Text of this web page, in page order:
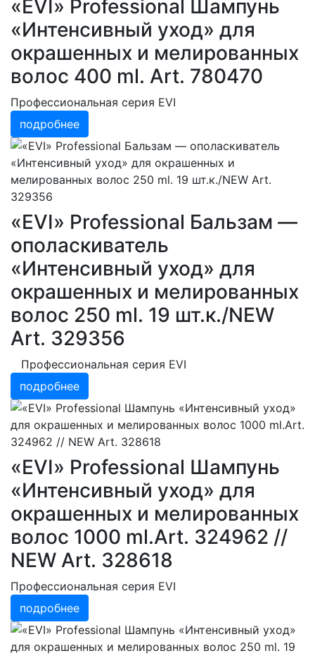
«EVI» Professional Шампунь
«Интенсивный уход» для
окрашенных и мелированных
волос 400 ml. Art. 780470
Профессиональная серия EVI
подробнее
«EVI» Professional Бальзам —
ополаскиватель
«Интенсивный уход» для
окрашенных и мелированных
волос 250 ml. 19 шт.к./NEW
Art. 329356
Профессиональная серия EVI
подробнее
«EVI» Professional Шампунь
«Интенсивный уход» для
окрашенных и мелированных
волос 1000 ml.Art. 324962 //
NEW Art. 328618
Профессиональная серия EVI
подробнее